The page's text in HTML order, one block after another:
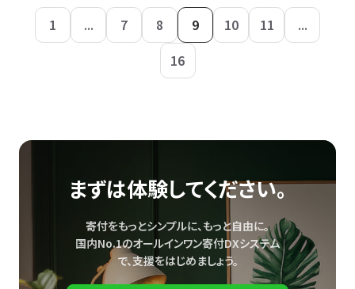
1 ... 7 8 9 10 11
...
16
まずは体験してください。
寄付をもっとシンプルに、もっと自由に。
国内No.1のオールインワン寄付DXシステム
で、支援をはじめましょう。